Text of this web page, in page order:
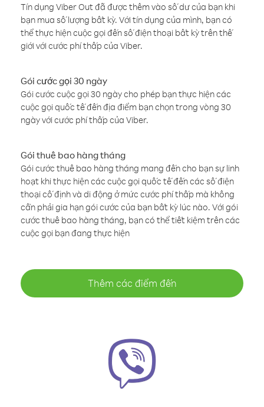
Tín dụng Viber Out đã được thêm vào số dư của bạn khi
bạn mua số lượng bất kỳ. Với tín dụng của mình, bạn có
thể thực hiện cuộc gọi đến số điện thoại bất kỳ trên thế
giới với cước phí thấp của Viber.
Gói cước gọi 30 ngày
Gói cước cuộc gọi 30 ngày cho phép bạn thực hiện các
cuộc gọi quốc tế đến địa điểm bạn chọn trong vòng 30
ngày với cước phí thấp của Viber.
Gói thuê bao hàng tháng
Gói cước thuê bao hàng tháng mang đến cho bạn sự linh
hoạt khi thực hiện các cuộc gọi quốc tế đến các số điện
thoại cố định và di động ở mức cước phí thấp mà không
cần phải gia hạn gói cước của bạn bất kỳ lúc nào. Với gói
cước thuê bao hàng tháng, bạn có thể tiết kiệm trên các
cuộc gọi bạn đang thực hiện
Thêm các điểm đến